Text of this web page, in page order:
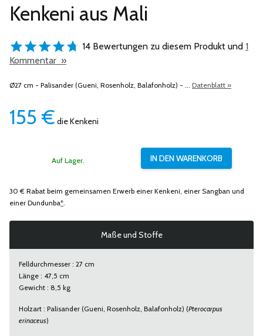
Kenkeni aus Mali
14 Bewertungen zu diesem Produkt und 1
Kommentar »
Ø27 cm - Palisander (Gueni, Rosenholz, Balafonholz) - ... Datenblatt »
155 € die Kenkeni
Auf Lager.
30 € Rabat beim gemeinsamen Erwerb einer Kenkeni, einer Sangban und
einer Dundunba*
Maße und Stoffe
Felldurchmesser : 27 cm
Länge : 47,5 cm
Gewicht : 8,5 kg
Holzart : Palisander (Gueni, Rosenholz, Balafonholz) (Pterocarpus
erinaceus)